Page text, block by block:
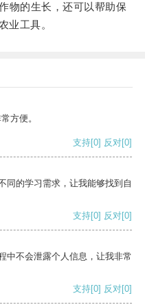
的生长，还可以帮助保
业工具。
方便。
支持[0] 反对[0]
同的学习需求，让我能够找到自
支持[0] 反对[0]
中不会泄露个人信息，让我非常
支持[0] 反对[0]